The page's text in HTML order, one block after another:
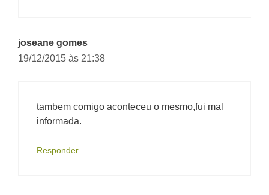
joseane gomes
19/12/2015 às 21:38
tambem comigo aconteceu o mesmo,fui mal
informada.
Responder